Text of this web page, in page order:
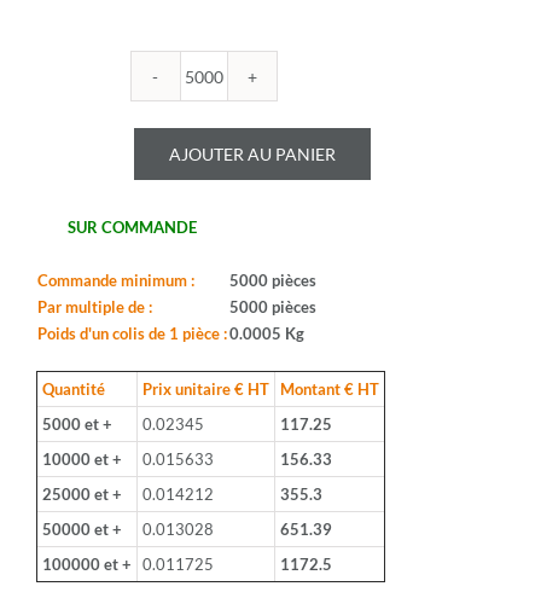
quantité
-
CR25J
CFR0W4
Boitier:
25
-
Valeur:
5,6Mohm
-
Tolerance:
5%
-
Puissance:
AJOUTER AU PANIER
SUR COMMANDE
Commande minimum :
5000 pièces
Par multiple de :
5000 pièces
Poids d'un colis de 1 pièce :0.0005 Kg
Quantité Prix unitaire € HT
Montant € HT
5000 et +
0.02345
117.25
10000 et +
0.015633
156.33
25000 et +
0.014212
355.3
50000 et +
0.013028
651.39
100000 et +
0.011725 1172.5